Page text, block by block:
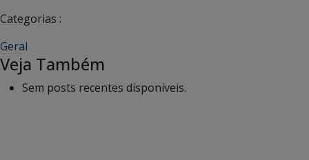
Categorias :
Geral
Veja Também
Sem posts recentes disponíveis.